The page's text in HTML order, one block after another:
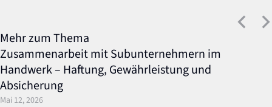
Mehr zum Thema
Zusammenarbeit mit Subunternehmern im
Handwerk – Haftung, Gewährleistung und
Absicherung
Mai 12, 2026